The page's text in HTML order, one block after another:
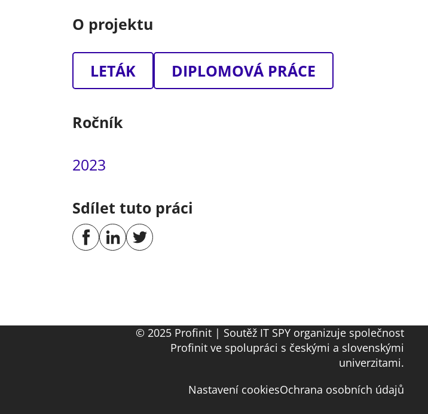
O projektu
LETÁK DIPLOMOVÁ PRÁCE
Ročník
2023
Sdílet tuto práci
© 2025 Profinit | Soutěž IT SPY organizuje společnost
Profinit ve spolupráci s českými a slovenskými
univerzitami.
Nastavení cookiesOchrana osobních údajů